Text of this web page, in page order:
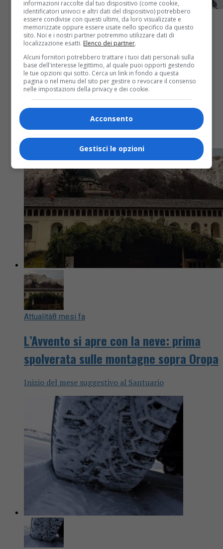
Attualità8 mesi fa
Il Natale si avvicina e a Oropa arriva
la… neve – FOTO
Fiocchi bianchi sul santuario. Uno spettacolo
Attualità8 mesi fa
L’Avvento si apre con la neve: prima
spolverata sulle montagne sopra Oropa
Inizio del mese suggestivo al Santuario
informazioni raccolte dal tuo dispositivo (come cookie,
identificatori univoci e altri dati del dispositivo) potrebbero
essere condivise con questi ultimi, da loro visualizzate e
memorizzate oppure essere usate nello specifico da questo
sito. Noi e i nostri partner potremmo utilizzare dati di
localizzazione esatti. Elenco dei partner.
Alcuni fornitori potrebbero trattare i tuoi dati personali sulla
base dell'interesse legittimo, al quale puoi opporti gestendo
le tue opzioni qui sotto. Cerca un link in fondo a questa
pagina o nel menu del sito per gestire o revocare il consenso
nelle impostazioni della privacy e dei cookie.
Acconsento
Gestisci le opzioni